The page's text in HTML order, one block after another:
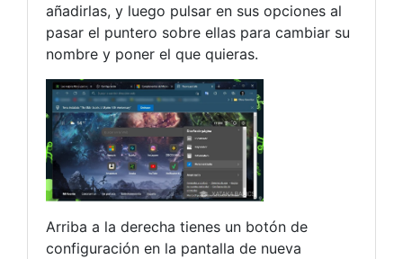
añadirlas, y luego pulsar en sus opciones al
pasar el puntero sobre ellas para cambiar su
nombre y poner el que quieras.
Arriba a la derecha tienes un botón de
configuración en la pantalla de nueva